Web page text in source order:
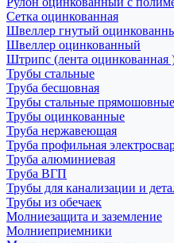
Сетка оцинкованная
Швеллер гнутый
Швеллер оцинкованный
Штрипс (лента оцинкованная
Трубы стальные
Труба бесшовная
Трубы стальные
Трубы оцинкованные
Труба нержавеющая
Труба профильная
Труба алюминиевая
Труба ВГП
Трубы для канализации и
Трубы из обечаек
Молниезащита и заземление
Молниеприемники